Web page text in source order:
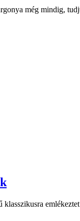
még mindig,
klasszikusra